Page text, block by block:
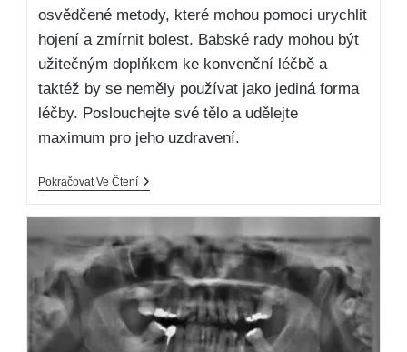
osvědčené metody, které mohou pomoci urychlit
hojení a zmírnit bolest. Babské rady mohou být
užitečným doplňkem ke konvenční léčbě a
taktéž by se neměly používat jako jediná forma
léčby. Poslouchejte své tělo a udělejte
maximum pro jeho uzdravení.
Pokračovat Ve Čtení